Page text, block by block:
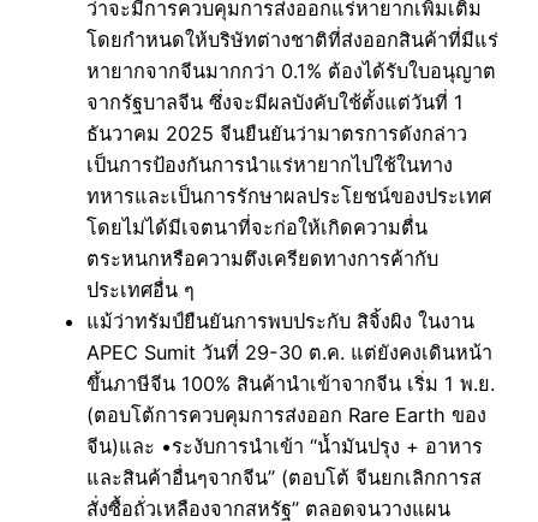
ว่าจะมีการควบคุมการส่งออกแร่หายากเพิ่มเติม
โดยกำหนดให้บริษัทต่างชาติที่ส่งออกสินค้าที่มีแร่
หายากจากจีนมากกว่า 0.1% ต้องได้รับใบอนุญาต
จากรัฐบาลจีน ซึ่งจะมีผลบังคับใช้ตั้งแต่วันที่ 1
ธันวาคม 2025 จีนยืนยันว่ามาตรการดังกล่าว
เป็นการป้องกันการนำแร่หายากไปใช้ในทาง
ทหารและเป็นการรักษาผลประโยชน์ของประเทศ
โดยไม่ได้มีเจตนาที่จะก่อให้เกิดความตื่น
ตระหนกหรือความตึงเครียดทางการค้ากับ
ประเทศอื่น ๆ
แม้ว่าทรัมป์ยืนยันการพบประกับ สิจิ้งผิง ในงาน
APEC Sumit วันที่ 29-30 ต.ค. แต่ยังคงเดินหน้า
ขึ้นภาษีจีน 100% สินค้านำเข้าจากจีน เริ่ม 1 พ.ย.
(ตอบโต้การควบคุมการส่งออก Rare Earth ของ
จีน)และ •ระงับการนำเข้า “น้ำมันปรุง + อาหาร
และสินค้าอื่นๆจากจีน” (ตอบโต้ จีนยกเลิกการส
สั่งซื้อถั่วเหลืองจากสหรัฐ” ตลอดจนวางแผน